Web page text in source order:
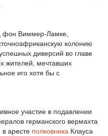
фон Виммер-Ламке,
колонию
диверсий во главе
жителей, мечтавших
иго хотя бы с
участие в подавлении
германского вермахта
в аресте полковника Клауса